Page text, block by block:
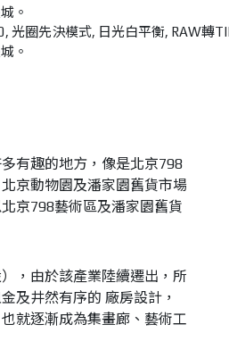
光圈先決模式, 日光白平衡, RAW轉
。
有趣的地方，像是北京798
京動物園及潘家園舊貨市場
京798藝術區及潘家園舊貨
，由於該產業陸續遷出，所
及井然有序的 廠房設計，
就逐漸成為集畫廊、藝術工